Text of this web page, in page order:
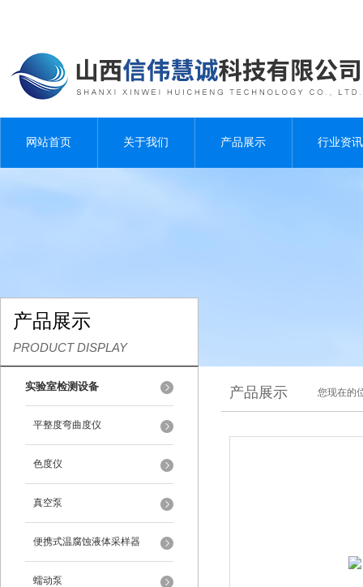
网站首页 关于我们 产品展示 行业资讯
产品展示
PRODUCT DISPLAY
实验室检测设备
平整度弯曲度仪
色度仪
真空泵
便携式温腐蚀液体采样器
蠕动泵
产品展示 您现在的